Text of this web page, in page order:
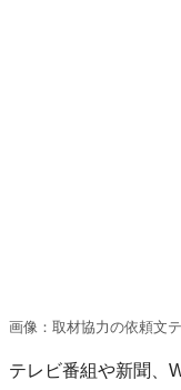
画像：取材協力の依頼文
テレビ番組や新聞、